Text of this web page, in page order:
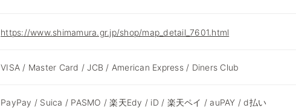
https://www.shimamura.gr.jp/shop/map_detail_7601.html
VISA / Master Card / JCB / American Express / Diners Club
PayPay / Suica / PASMO / 楽天Edy / iD / 楽天ペイ / auPAY / d払い